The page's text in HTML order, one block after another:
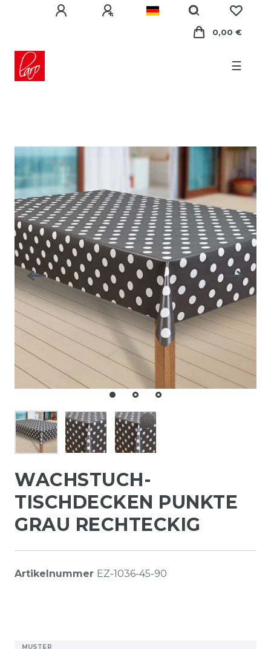
0,00 €
☰
WACHSTUCH-
TISCHDECKEN PUNKTE
GRAU RECHTECKIG
Artikelnummer EZ-1036-45-90
MUSTER